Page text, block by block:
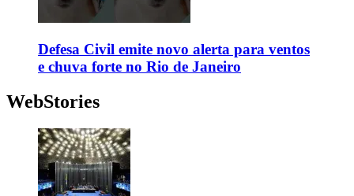
Defesa Civil emite novo alerta para ventos
e chuva forte no Rio de Janeiro
WebStories